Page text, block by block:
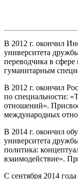
В 2012 г. окончил
университета
переводчика в
гуманитарным
В 2012 г. окончил
по специальности:
отношений».
международных
В 2014 г. окончил
университета
политика:
взаимодействие».
С сентября 2014